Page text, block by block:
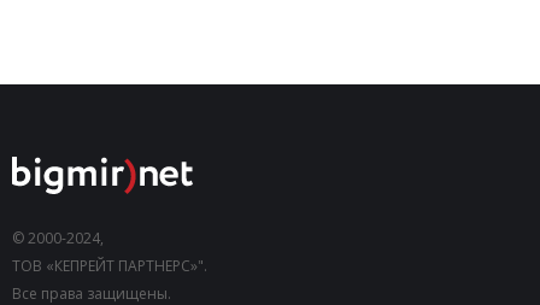
© 2000-2024,
ТОВ «КЕПРЕЙТ ПАРТНЕРС»".
Все права защищены.